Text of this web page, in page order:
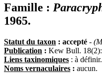
Famille :
1965.
Statut du taxon : accepté -
Publication : Kew Bull.
Liens taxinomiques : à définir.
Noms vernaculaires : aucun.